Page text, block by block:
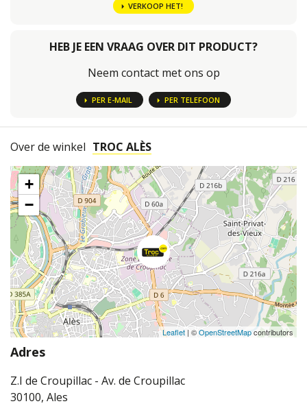
VERKOOP HET!
HEB JE EEN VRAAG OVER DIT PRODUCT?
Neem contact met ons op
PER E-MAIL PER TELEFOON
Over de winkel TROC ALÈS
+
−
Leaflet | ©OpenStreetMapcontributors
Adres
Z.I de Croupillac - Av. de Croupillac
30100, Ales